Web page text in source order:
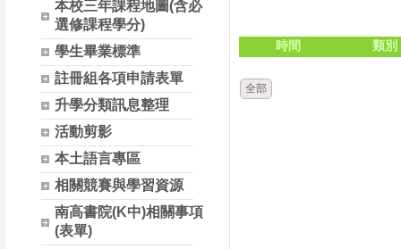
本校三年課程地圖(含必
選修課程學分)
學生畢業標準
註冊組各項申請表單
升學分類訊息整理
活動剪影
本土語言專區
相關競賽與學習資源
南高書院(K中)相關事項
(表單)
時間 類別
全部